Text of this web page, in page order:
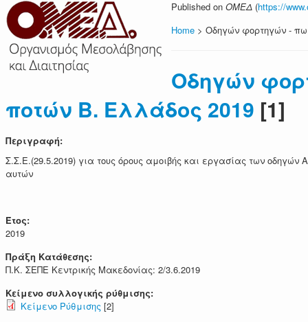
Published on ΟΜΕΔ (https://
Home > Οδηγών φορτηγών -
Οδηγών
ποτών Β. Ελλάδος 2019 [1]
Περιγραφή:
Σ.Σ.Ε.(29.5.2019) για τους όρους αμοιβής και εργασίας των
αυτών
Έτος:
2019
Πράξη Κατάθεσης:
Π.Κ. ΣΕΠΕ Κεντρικής Μακεδονίας: 2/3.6.2019
Κείμενο συλλογικής ρύθμισης:
Κείμενο Ρύθμισης [2]